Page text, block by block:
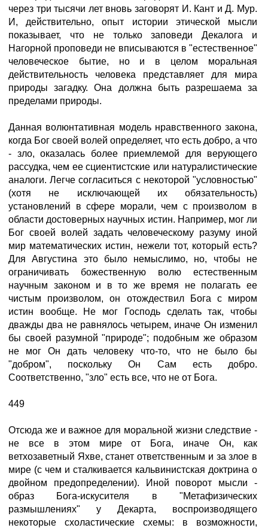
через три тысячи лет вновь заговорят И. Кант и Д. Мур.
И, действительно, опыт истории этической мысли
показывает, что не только заповеди Декалога и
Нагорной проповеди не вписываются в "естественное"
человеческое бытие, но и в целом моральная
действительность человека представляет для мира
природы загадку. Она должна быть разрешаема за
пределами природы.
Данная волюнтативная модель нравственного закона,
когда Бог своей волей определяет, что есть добро, а что
- зло, оказалась более приемлемой для верующего
рассудка, чем ее сциентистские или натуралистические
аналоги. Легче согласиться с некоторой "условностью"
(хотя не исключающей их обязательность)
установлений в сфере морали, чем с произволом в
области достоверных научных истин. Например, мог ли
Бог своей волей задать человеческому разуму иной
мир математических истин, нежели тот, который есть?
Для Августина это было немыслимо, но, чтобы не
ограничивать божественную волю естественным
научным законом и в то же время не полагать ее
чистым произволом, он отождествил Бога с миром
истин вообще. Не мог Господь сделать так, чтобы
дважды два не равнялось четырем, иначе Он изменил
бы своей разумной "природе"; подобным же образом
не мог Он дать человеку что-то, что не было бы
"добром", поскольку Он Сам есть добро.
Соответственно, "зло" есть все, что не от Бога.
449
Отсюда же и важное для моральной жизни следствие -
не все в этом мире от Бога, иначе Он, как
ветхозаветный Яхве, станет ответственным и за злое в
мире (с чем и сталкивается кальвинистская доктрина о
двойном предопределении). Иной поворот мысли -
образ Бога-искусителя в "Метафизических
размышлениях" у Декарта, воспроизводящего
некоторые схоластические схемы: в возможности,